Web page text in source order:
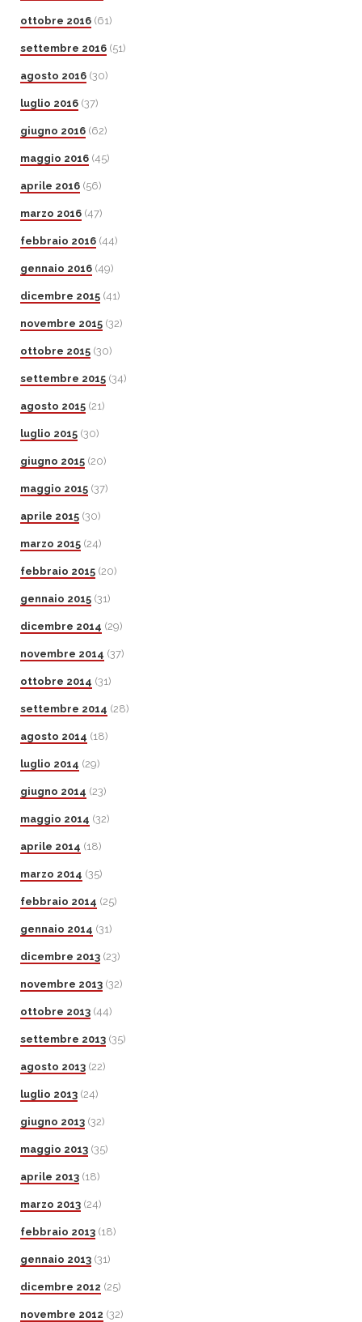
ottobre 2016 (61)
settembre 2016 (51)
agosto 2016 (30)
luglio 2016 (37)
giugno 2016 (62)
maggio 2016 (45)
aprile 2016 (56)
marzo 2016 (47)
febbraio 2016 (44)
gennaio 2016 (49)
dicembre 2015 (41)
novembre 2015 (32)
ottobre 2015 (30)
settembre 2015 (34)
agosto 2015 (21)
luglio 2015 (30)
giugno 2015 (20)
maggio 2015 (37)
aprile 2015 (30)
marzo 2015 (24)
febbraio 2015 (20)
gennaio 2015 (31)
dicembre 2014 (29)
novembre 2014 (37)
ottobre 2014 (31)
settembre 2014 (28)
agosto 2014 (18)
luglio 2014 (29)
giugno 2014 (23)
maggio 2014 (32)
aprile 2014 (18)
marzo 2014 (35)
febbraio 2014 (25)
gennaio 2014 (31)
dicembre 2013 (23)
novembre 2013 (32)
ottobre 2013 (44)
settembre 2013 (35)
agosto 2013 (22)
luglio 2013 (24)
giugno 2013 (32)
maggio 2013 (35)
aprile 2013 (18)
marzo 2013 (24)
febbraio 2013 (18)
gennaio 2013 (31)
dicembre 2012 (25)
novembre 2012 (32)